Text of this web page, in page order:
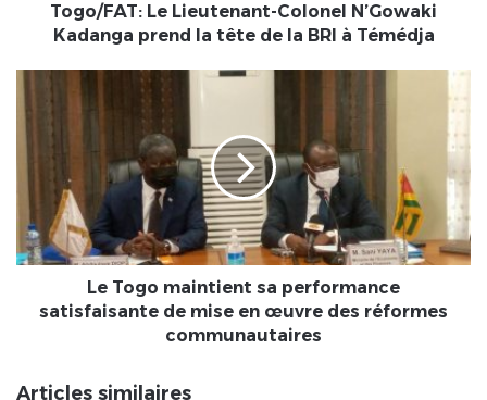
Togo/FAT: Le Lieutenant-Colonel N’Gowaki
Kadanga prend la tête de la BRI à Témédja
maintient
satisfaisante
mise
en
Le Togo maintient sa performance
satisfaisante de mise en œuvre des réformes
communautaires
Articles similaires